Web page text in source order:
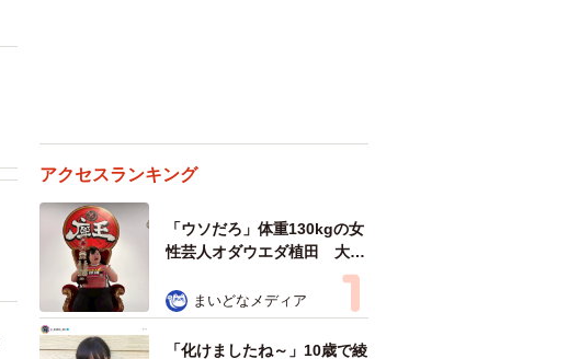
アクセスランキング
「ウソだろ」体重130kgの女
性芸人オダウエダ植田 大学
時代のほっそり姿に「マジ
で」 まいどなメディア
「化けましたね～」10歳で綾